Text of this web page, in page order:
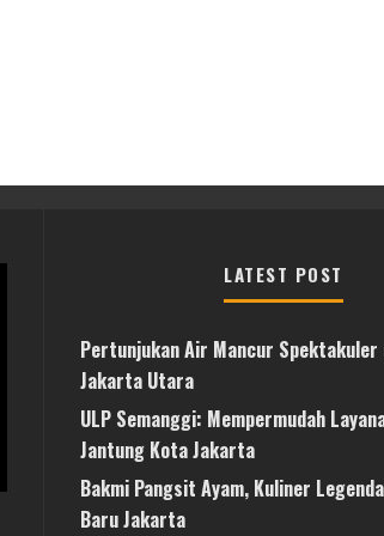
LATEST POST
Pertunjukan Air Mancur Spektakuler
Jakarta Utara
ULP Semanggi: Mempermudah
Jantung Kota Jakarta
Bakmi Pangsit Ayam, Kuliner
Baru Jakarta